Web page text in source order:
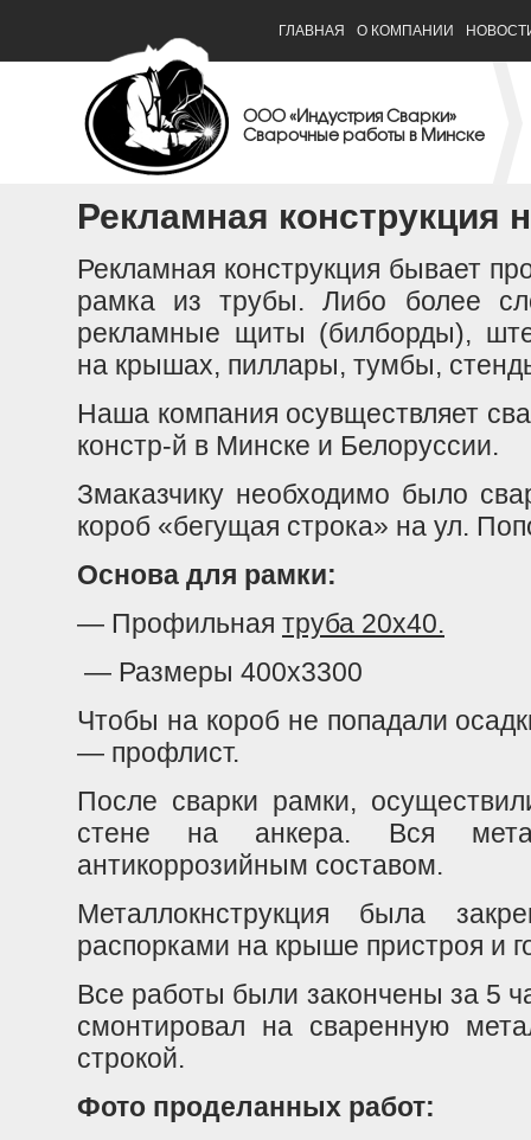
ГЛАВНАЯ О КОМПАНИИ
ООО «Индустрия Сварки»
Сварочные работы в Минске
Рекламная конструкция
Рекламная конструкция бывает
рамка из трубы. Либо более
рекламные щиты (билборды),
на крышах, пиллары, тумбы,
Наша компания осувществляет
констр-й в Минске и Белоруссии.
Змаказчику необходимо было
короб «бегущая строка» на ул.
Основа для рамки:
— Профильная труба 20х40.
— Размеры 400х3300
Чтобы на короб не попадали
— профлист.
После сварки рамки,
стене на анкера. Вся
антикоррозийным составом.
Металлокнструкция была
распорками на крыше пристроя и
Все работы были закончены за 5
смонтировал на сваренную
строкой.
Фото проделанных работ: